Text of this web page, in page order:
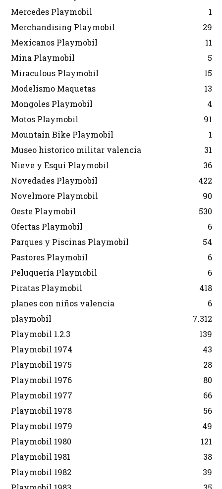
Mercedes Playmobil
1
Merchandising Playmobil
29
Mexicanos Playmobil
11
Mina Playmobil
5
Miraculous Playmobil
15
Modelismo Maquetas
13
Mongoles Playmobil
4
Motos Playmobil
91
Mountain Bike Playmobil
1
Museo historico militar valencia
31
Nieve y Esquí Playmobil
36
Novedades Playmobil
422
Novelmore Playmobil
90
Oeste Playmobil
530
Ofertas Playmobil
6
Parques y Piscinas Playmobil
54
Pastores Playmobil
6
Peluquería Playmobil
6
Piratas Playmobil
418
planes con niños valencia
6
playmobil
7.312
Playmobil 1.2.3
139
Playmobil 1974
43
Playmobil 1975
28
Playmobil 1976
80
Playmobil 1977
66
Playmobil 1978
56
Playmobil 1979
49
Playmobil 1980
121
Playmobil 1981
38
Playmobil 1982
39